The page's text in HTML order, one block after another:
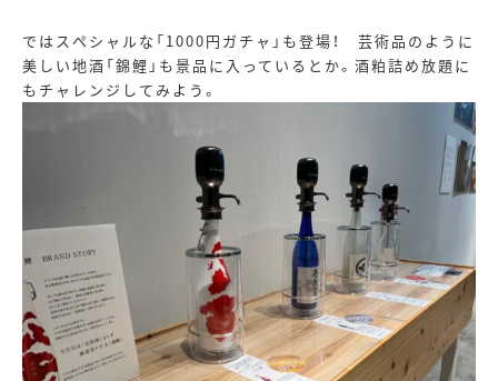
ではスぺシャルな「1000円ガチャ」も登場！ 芸術品のように
美しい地酒「錦鯉」も景品に入っているとか。酒粕詰め放題に
もチャレンジしてみよう。